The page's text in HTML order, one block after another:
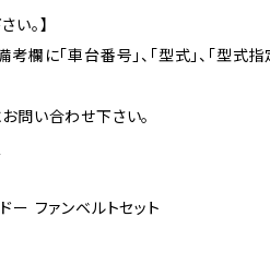
。】
欄に「車台番号」、「型式」、「型式指
問い合わせ下さい。
ー ファンベルトセット